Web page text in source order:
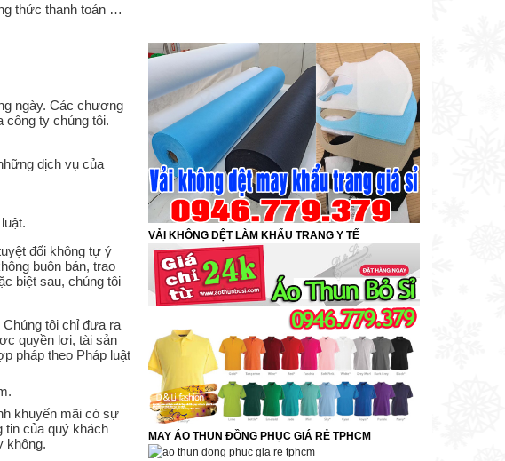
thức thanh toán …
ngày. Các chương
công ty chúng tôi.
dịch vụ của
đối không tự ý
buôn bán, trao
biệt sau, chúng tôi
tôi chỉ đưa ra
quyền lợi, tài sản
pháp theo Pháp luật
khuyến mãi có sự
tin của quý khách
không.
VẢI KHÔNG DỆT LÀM KHẨU TRANG Y TẾ
MAY ÁO THUN ĐỒNG PHỤC GIÁ RẺ TPHCM